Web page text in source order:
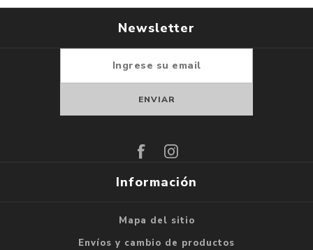
Newsletter
Información
Mapa del sitio
Envíos y cambio de productos